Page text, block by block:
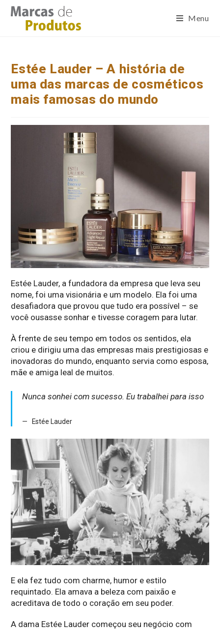
Menu
Estée Lauder – A história de
uma das marcas de cosméticos
mais famosas do mundo
Estée Lauder, a fundadora da empresa que leva seu
nome, foi uma visionária e um modelo. Ela foi uma
desafiadora que provou que tudo era possível – se
você ousasse sonhar e tivesse coragem para lutar.
À frente de seu tempo em todos os sentidos, ela
criou e dirigiu uma das empresas mais prestigiosas e
inovadoras do mundo, enquanto servia como esposa,
mãe e amiga leal de muitos.
Nunca sonhei com sucesso. Eu trabalhei para isso
Estée Lauder
E ela fez tudo com charme, humor e estilo
requintado. Ela amava a beleza com paixão e
acreditava de todo o coração em seu poder.
A dama Estée Lauder começou seu negócio com